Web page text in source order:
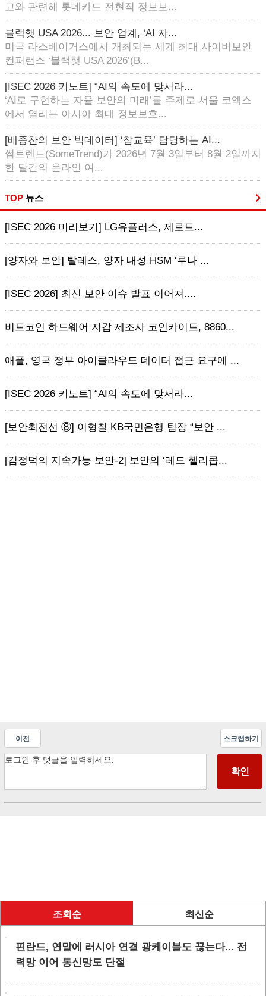
고와 관련해 롯데카드 전현직 정보보...
블랙햇 USA 2026... 보안 업계, ‘AI 자...
미국 라스베이거스에서 개최되는 세계 최대 사이버보안
컨퍼런스 ‘블랙햇 USA 2026’(B...
[ISEC 2026 키노트] “AI의 속도에 맞서라...
‘AI로 구현하는 자율 보안의 미래’를 주제로 서울 코엑스
에서 열리는 아시아 최대 정보보호...
[배종찬의 보안 빅데이터] ‘참교육’ 담당하는 AI...
썸트렌드(SomeTrend)가 2026년 7월 3일부터 8월 2일까지
한 달간의 온라인 여...
TOP 뉴스
[ISEC 2026 미리보기] LG유플러스, 제로트...
[양자와 보안] 탈레스, 양자 내성 HSM ‘루나 ...
[ISEC 2026] 최신 보안 이슈 발표 이어져....
비트코인 하드웨어 지갑 제조사 코인카이트, 8860...
애플, 영국 정부 아이클라우드 데이터 접근 요구에 ...
[ISEC 2026 키노트] “AI의 속도에 맞서라...
[보안최전선 ⑧] 이형철 KB국민은행 팀장 “보안 ...
[김정덕의 지속가능 보안-2] 보안의 ‘레드 헬리콥...
이전 스크랩하기
조회순 최신순
핀란드, 연말에 러시아 연결 광케이블도 끊는다... 전
력망 이어 통신망도 단절